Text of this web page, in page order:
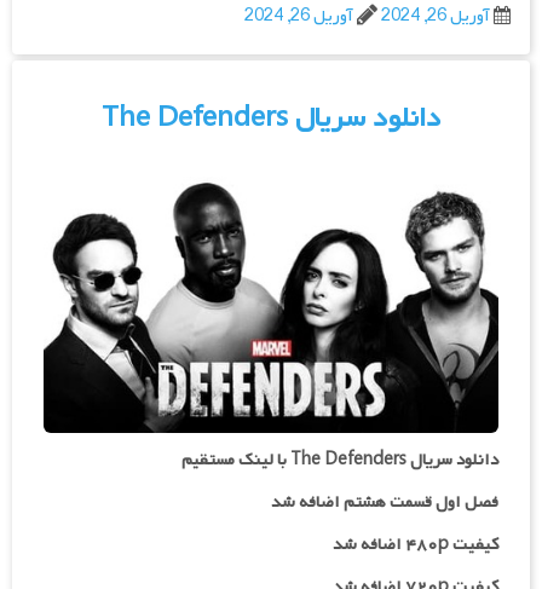
آوریل 26, 2024
آوریل 26, 2024
دانلود سریال The Defenders
دانلود سریال The Defenders با لینک مستقیم
فصل اول قسمت هشتم اضافه شد
کیفیت ۴۸۰p اضافه شد